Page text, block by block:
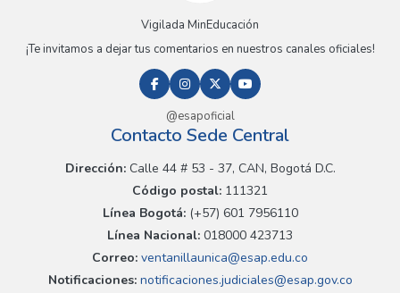
Vigilada MinEducación
¡Te invitamos a dejar tus comentarios en nuestros canales oficiales!
@esapoficial
Contacto Sede Central
Dirección:Calle 44 # 53 - 37, CAN, Bogotá D.C.
Código postal: 111321
Línea Bogotá:(+57) 601 7956110
Línea Nacional: 018000 423713
Correo: ventanillaunica@esap.edu.co
Notificaciones:notificaciones.judiciales@esap.gov.co